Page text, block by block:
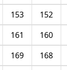
152
153
160
161
168
169